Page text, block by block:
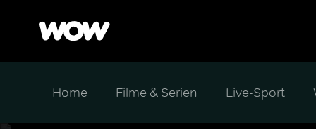
Home Filme & Serien Live-Sport